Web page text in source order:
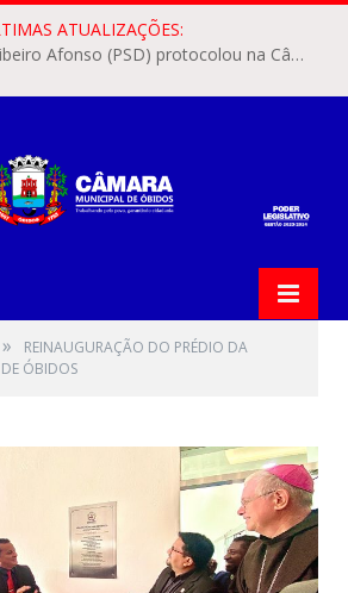
ATUALIZAÇÕES:
O vereador Rylder Ribeiro Afonso (PSD) protocolou na Câmara Municipal de Óbidos o Requerimento nº 346/2026.
»
REINAUGURAÇÃO DO PRÉDIO DA
ÓBIDOS